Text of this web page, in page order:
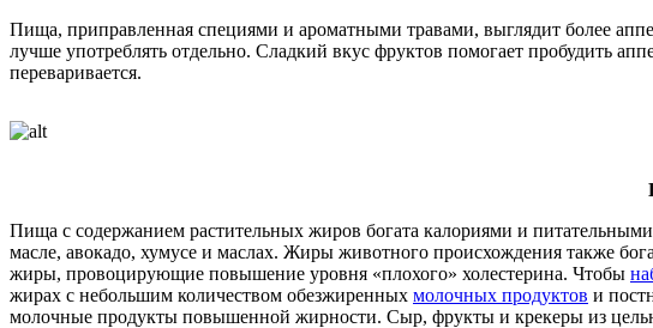
Пища, приправленная специями и ароматными травами, выглядит более
лучше употреблять отдельно. Сладкий вкус фруктов помогает пробудить
переваривается.
Пища с содержанием растительных жиров богата калориями и
масле, авокадо, хумусе и маслах. Жиры животного происхождения также
жиры, провоцирующие повышение уровня «плохого» холестерина. Чтобы
жирах с небольшим количеством обезжиренных молочных продуктов и
молочные продукты повышенной жирности. Сыр, фрукты и крекеры из